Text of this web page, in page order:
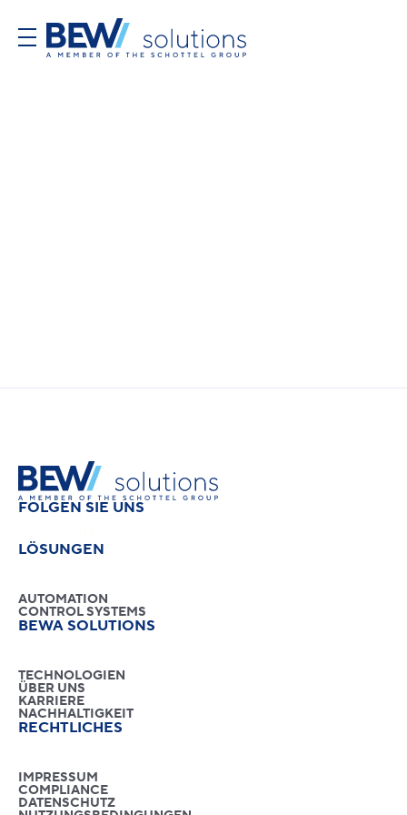
FOLGEN SIE UNS
LÖSUNGEN
AUTOMATION
CONTROL SYSTEMS
BEWA SOLUTIONS
TECHNOLOGIEN
ÜBER UNS
KARRIERE
NACHHALTIGKEIT
RECHTLICHES
IMPRESSUM
COMPLIANCE
DATENSCHUTZ